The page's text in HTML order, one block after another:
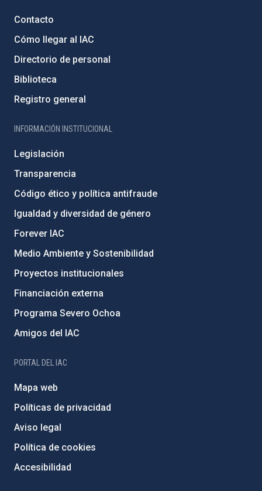
Contacto
Cómo llegar al IAC
Directorio de personal
Biblioteca
Registro general
INFORMACIÓN INSTITUCIONAL
Legislación
Transparencia
Código ético y política antifraude
Igualdad y diversidad de género
Forever IAC
Medio Ambiente y Sostenibilidad
Proyectos institucionales
Financiación externa
Programa Severo Ochoa
Amigos del IAC
PORTAL DEL IAC
Mapa web
Políticas de privacidad
Aviso legal
Política de cookies
Accesibilidad